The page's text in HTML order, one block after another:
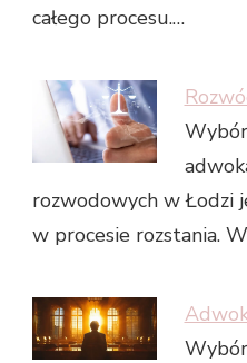
całego procesu.…
rozwodowych w Łodzi
w procesie rozstania.